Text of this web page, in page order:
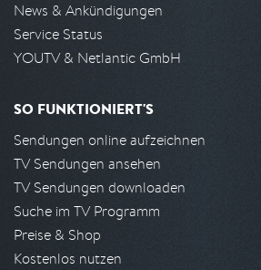
News & Ankündigungen
Service Status
YOUTV & Netlantic GmbH
SO FUNKTIONIERT'S
Sendungen online aufzeichnen
TV Sendungen ansehen
TV Sendungen downloaden
Suche im TV Programm
Preise & Shop
Kostenlos nutzen